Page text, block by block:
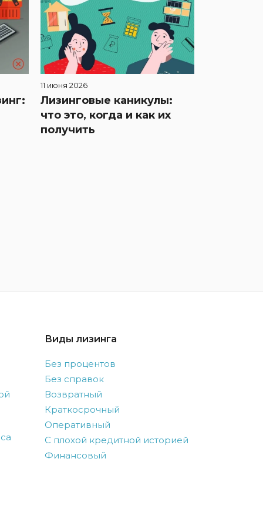
11 июня 2026
Лизинговые каникулы:
что это, когда и как их
получить
Виды лизинга
Без процентов
Без справок
Возвратный
Краткосрочный
Оперативный
С плохой кредитной историей
Финансовый